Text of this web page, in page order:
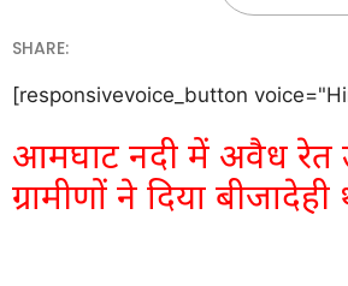
SHARE:
[responsivevoice_button
आमघाट नदी में अवैध रेत
ग्रामीणों ने दिया